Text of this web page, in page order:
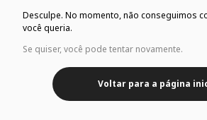
Desculpe. No momento, não conseguimos
você queria.
Se quiser, você pode tentar novamente.
Voltar para a página